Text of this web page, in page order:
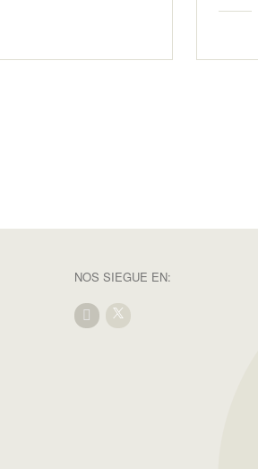
NOS SIEGUE EN: